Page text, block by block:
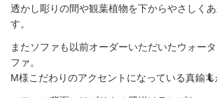
透かし彫りの間や観葉植物を下からやさしく
す。
またソファも以前オーダーいただいたウォー
ファ。
M様こだわりのアクセントになっている真鍮